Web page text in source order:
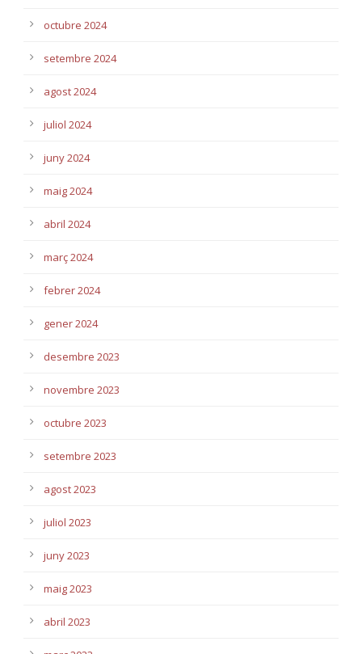
octubre 2024
setembre 2024
agost 2024
juliol 2024
juny 2024
maig 2024
abril 2024
març 2024
febrer 2024
gener 2024
desembre 2023
novembre 2023
octubre 2023
setembre 2023
agost 2023
juliol 2023
juny 2023
maig 2023
abril 2023